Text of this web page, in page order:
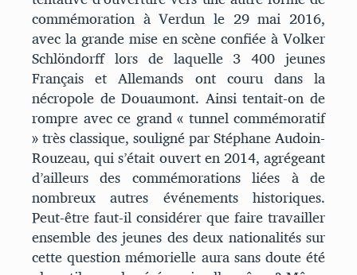
commémoration à Verdun le 29 mai 2016,
avec la grande mise en scène confiée à Volker
Schlöndorff lors de laquelle 3 400 jeunes
Français et Allemands ont couru dans la
nécropole de Douaumont. Ainsi tentait-on de
rompre avec ce grand « tunnel commémoratif
» très classique, souligné par Stéphane Audoin-
Rouzeau, qui s’était ouvert en 2014, agrégeant
d’ailleurs des commémorations liées à de
nombreux autres événements historiques.
Peut-être faut-il considérer que faire travailler
ensemble des jeunes des deux nationalités sur
cette question mémorielle aura sans doute été